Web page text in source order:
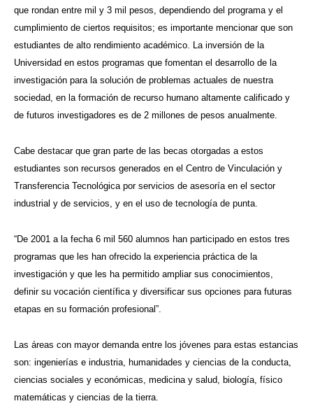
que rondan entre mil y 3 mil pesos, dependiendo del programa y el
cumplimiento de ciertos requisitos; es importante mencionar que son
estudiantes de alto rendimiento académico. La inversión de la
Universidad en estos programas que fomentan el desarrollo de la
investigación para la solución de problemas actuales de nuestra
sociedad, en la formación de recurso humano altamente calificado y
de futuros investigadores es de 2 millones de pesos anualmente.
Cabe destacar que gran parte de las becas otorgadas a estos
estudiantes son recursos generados en el Centro de Vinculación y
Transferencia Tecnológica por servicios de asesoría en el sector
industrial y de servicios, y en el uso de tecnología de punta.
“De 2001 a la fecha 6 mil 560 alumnos han participado en estos tres
programas que les han ofrecido la experiencia práctica de la
investigación y que les ha permitido ampliar sus conocimientos,
definir su vocación científica y diversificar sus opciones para futuras
etapas en su formación profesional”.
Las áreas con mayor demanda entre los jóvenes para estas estancias
son: ingenierías e industria, humanidades y ciencias de la conducta,
ciencias sociales y económicas, medicina y salud, biología, físico
matemáticas y ciencias de la tierra.